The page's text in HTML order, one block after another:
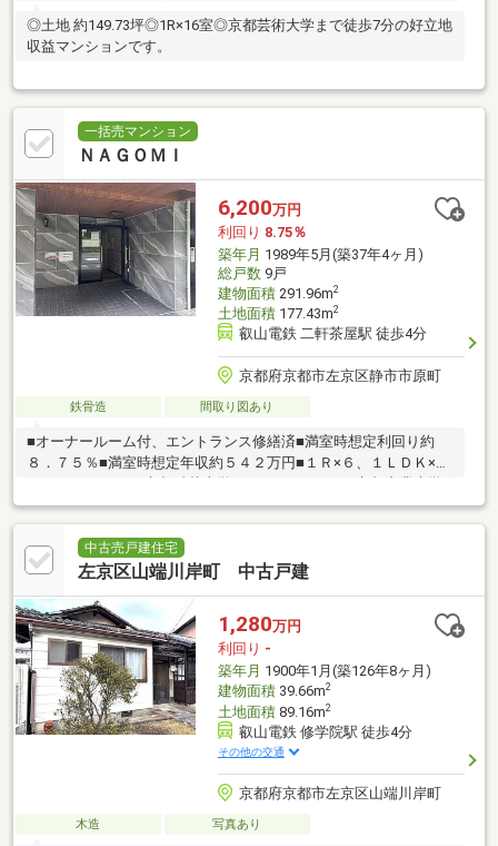
◎土地 約149.73坪◎1R×16室◎京都芸術大学まで徒歩7分の好立地
収益マンションです。
一括売マンション
ＮＡＧＯＭＩ
6,200万円
利回り 8.75％
築年月 1989年5月(築37年4ヶ月)
総戸数9戸
建物面積291.96m2
土地面積177.43m2
叡山電鉄 二軒茶屋駅 徒歩4分
京都府京都市左京区静市市原町
鉄骨造 間取り図あり
■オーナールーム付、エントランス修繕済■満室時想定利回り約
８．７５％■満室時想定年収約５４２万円■１Ｒ×６、１ＬＤＫ×
まで１．４ｋｍ
中古売戸建住宅
左京区山端川岸町 中古戸建
1,280万円
利回り -
築年月 1900年1月(築126年8ヶ月)
建物面積39.66m2
土地面積89.16m2
叡山電鉄 修学院駅 徒歩4分
その他の交通
京都府京都市左京区山端川岸町
木造 写真あり